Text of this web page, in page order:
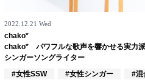
ィーズ
2022.12.21 Wed
chako*
chako* パワフルな歌声を響かせる実力派
シンガーソングライター
#女性SSW
#女性シンガー #混